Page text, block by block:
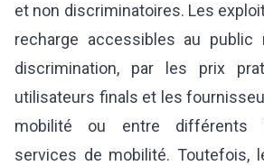
et non discriminatoires. Les
recharge accessibles au public
discrimination, par les prix
utilisateurs finals et les
mobilité ou entre différents
services de mobilité. Toutefois,